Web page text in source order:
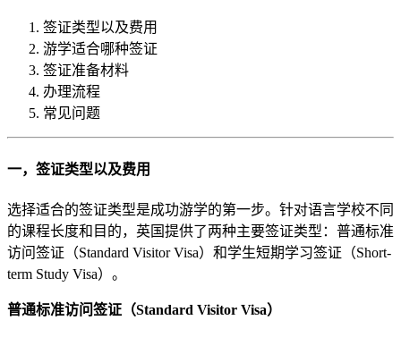
签证类型以及费用
游学适合哪种签证
签证准备材料
办理流程
常见问题
一，签证类型以及费用
选择适合的签证类型是成功游学的第一步。针对语言学校不同
的课程长度和目的，英国提供了两种主要签证类型：普通标准
访问签证（Standard Visitor Visa）和学生短期学习签证（Short-
term Study Visa）。
普通标准访问签证（Standard Visitor Visa）